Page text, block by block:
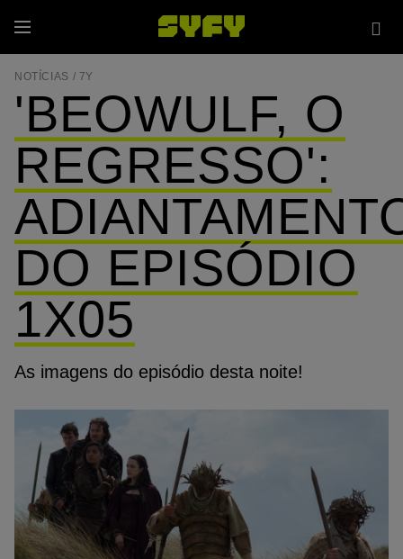
para
o
conteúdo
principal
Menu
NOTÍCIAS / 7Y
'BEOWULF, O
REGRESSO':
DO EPISÓDIO
1X05
As imagens do episódio desta noite!